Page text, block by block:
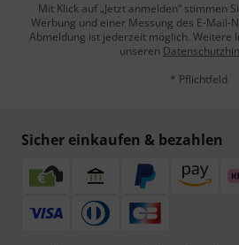
Mit Klick auf „Jetzt anmelden“ stimmen
Werbung und einer Messung des E-Mail-
Abmeldung ist jederzeit möglich. Weitere
unseren
* Pflichtfeld
Sicher einkaufen & bezahlen